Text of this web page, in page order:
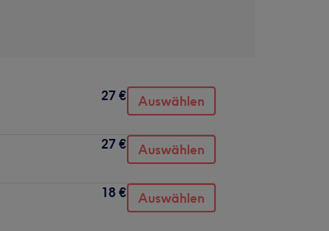
27 € Auswählen
27 € Auswählen
18 € Auswählen